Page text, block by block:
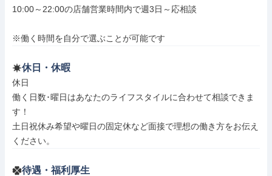
10:00～22:00の店舗営業時間内で週3日～応相談
※働く時間を自分で選ぶことが可能です
休日・休暇
休日
働く日数･曜日はあなたのライフスタイルに合わせて相談できま
す！
土日祝休み希望や曜日の固定休など面接で理想の働き方をお伝え
ください。
待遇・福利厚生